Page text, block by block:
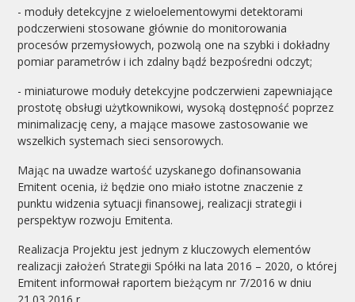
- moduły detekcyjne z wieloelementowymi detektorami
podczerwieni stosowane głównie do monitorowania
procesów przemysłowych, pozwolą one na szybki i dokładny
pomiar parametrów i ich zdalny bądź bezpośredni odczyt;
- miniaturowe moduły detekcyjne podczerwieni zapewniające
prostotę obsługi użytkownikowi, wysoką dostępność poprzez
minimalizację ceny, a mające masowe zastosowanie we
wszelkich systemach sieci sensorowych.
Mając na uwadze wartość uzyskanego dofinansowania
Emitent ocenia, iż będzie ono miało istotne znaczenie z
punktu widzenia sytuacji finansowej, realizacji strategii i
perspektyw rozwoju Emitenta.
Realizacja Projektu jest jednym z kluczowych elementów
realizacji założeń Strategii Spółki na lata 2016 – 2020, o której
Emitent informował raportem bieżącym nr 7/2016 w dniu